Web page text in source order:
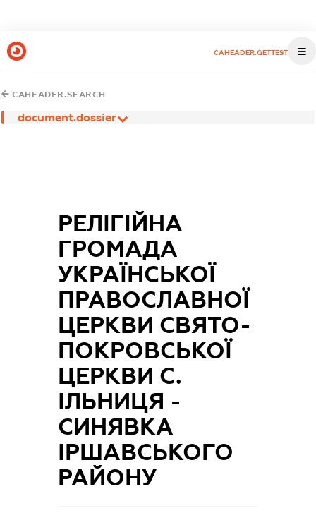
CAHEADER.GETTEST
CAHEADER.SEARCH
document.dossier
РЕЛІГІЙНА
ГРОМАДА
УКРАЇНСЬКОЇ
ПРАВОСЛАВНОЇ
ЦЕРКВИ СВЯТО-
ПОКРОВСЬКОЇ
ЦЕРКВИ С.
ІЛЬНИЦЯ -
СИНЯВКА
ІРШАВСЬКОГО
РАЙОНУ